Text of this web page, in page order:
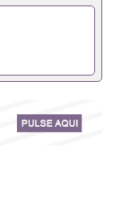
毕业怎么
因为中
是否因为
否因没正
科了不想
买文凭可靠
哪里